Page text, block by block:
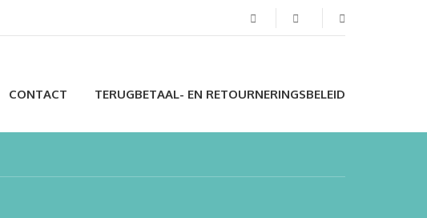
CONTACT TERUGBETAAL- EN RETOURNERINGSBELEID